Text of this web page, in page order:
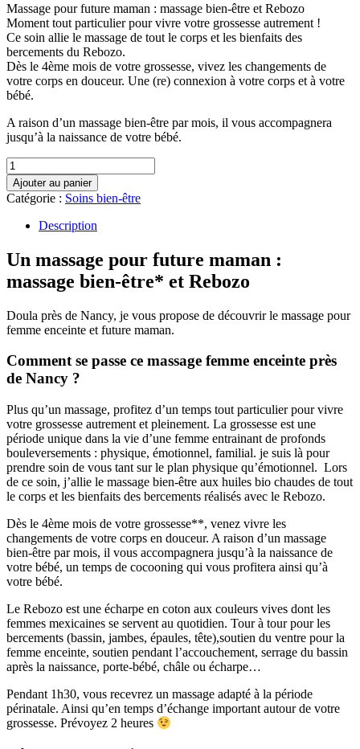
Massage pour future maman : massage bien-être et Rebozo
Moment tout particulier pour vivre votre grossesse autrement !
Ce soin allie le massage de tout le corps et les bienfaits des
bercements du Rebozo.
Dès le 4ème mois de votre grossesse, vivez les changements de
votre corps en douceur. Une (re) connexion à votre corps et à votre
bébé.
A raison d’un massage bien-être par mois, il vous accompagnera
jusqu’à la naissance de votre bébé.
quantité
de
Massage
femme
enceinte
Ajouter au panier
Catégorie : Soins bien-être
Description
Un massage pour future maman :
massage bien-être* et Rebozo
Doula près de Nancy, je vous propose de découvrir le massage pour
femme enceinte et future maman.
Comment se passe ce massage femme enceinte près
de Nancy ?
Plus qu’un massage, profitez d’un temps tout particulier pour vivre
votre grossesse autrement et pleinement. La grossesse est une
période unique dans la vie d’une femme entrainant de profonds
bouleversements : physique, émotionnel, familial. je suis là pour
prendre soin de vous tant sur le plan physique qu’émotionnel. Lors
de ce soin, j’allie le massage bien-être aux huiles bio chaudes de tout
le corps et les bienfaits des bercements réalisés avec le Rebozo.
Dès le 4ème mois de votre grossesse**, venez vivre les
changements de votre corps en douceur. A raison d’un massage
bien-être par mois, il vous accompagnera jusqu’à la naissance de
votre bébé, un temps de cocooning qui vous profitera ainsi qu’à
votre bébé.
Le Rebozo est une écharpe en coton aux couleurs vives dont les
femmes mexicaines se servent au quotidien. Tour à tour pour les
bercements (bassin, jambes, épaules, tête),soutien du ventre pour la
femme enceinte, soutien pendant l’accouchement, serrage du bassin
après la naissance, porte-bébé, châle ou écharpe…
Pendant 1h30, vous recevrez un massage adapté à la période
périnatale. Ainsi qu’en temps d’échange important autour de votre
grossesse. Prévoyez 2 heures